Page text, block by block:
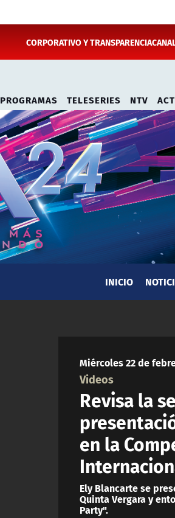
CORPORATIVO Y TRANSPARENCIA
PROGRAMAS TELESERIES NTV
INICIO
Miércoles 22 de
Videos
Revisa la
en la
Ely Blancarte se
Quinta Vergara y
Party".